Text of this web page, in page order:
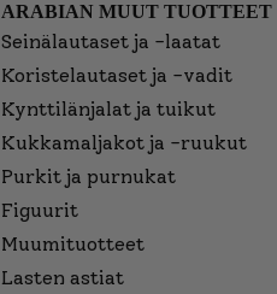
ARABIAN MUUT TUOTTEET
Seinälautaset ja -laatat
Koristelautaset ja -vadit
Kynttilänjalat ja tuikut
Kukkamaljakot ja -ruukut
Purkit ja purnukat
Figuurit
Muumituotteet
Lasten astiat